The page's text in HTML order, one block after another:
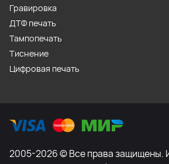
Гравировка
ДТФ печать
Тампопечать
Тиснение
Цифровая печать
2005-2026 © Все права защищены.